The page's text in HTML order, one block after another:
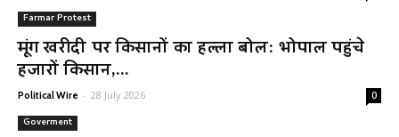
Farmar Protest
मूंग खरीदी पर किसानों का हल्ला बोल: भोपाल पहुंचे
हजारों किसान,...
Political Wire - 28 July 2026 0
Goverment